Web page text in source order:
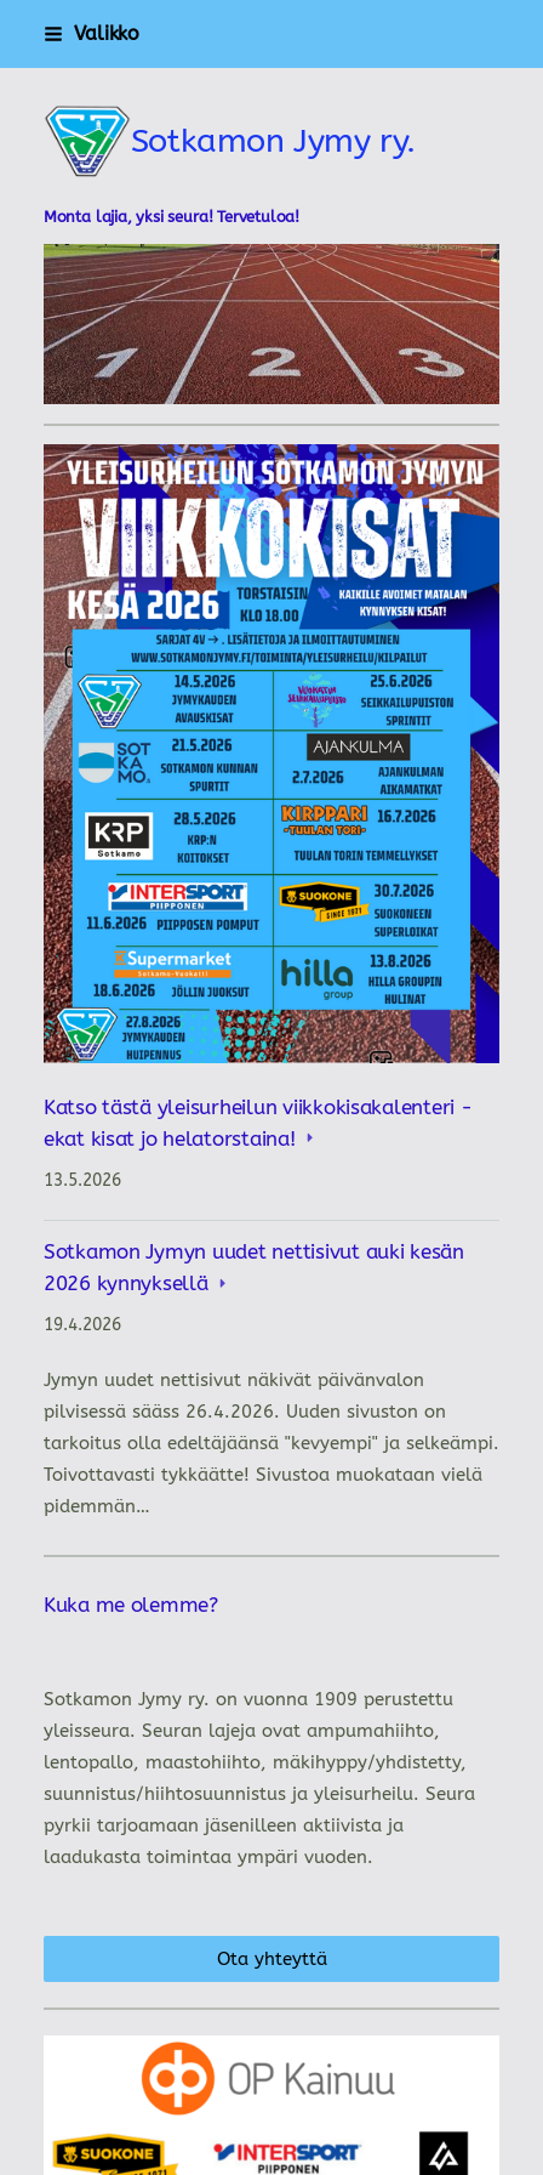
Siirry
Valikko
Sotkamon Jymy ry.
Monta lajia, yksi seura! Tervetuloa!
Katso tästä yleisurheilun viikkokisakalenteri -
ekat kisat jo helatorstaina!
13.5.2026
Sotkamon Jymyn uudet nettisivut auki kesän
2026 kynnyksellä
19.4.2026
Jymyn uudet nettisivut näkivät päivänvalon
pilvisessä sääss 26.4.2026. Uuden sivuston on
tarkoitus olla edeltäjäänsä "kevyempi" ja selkeämpi.
Toivottavasti tykkäätte! Sivustoa muokataan vielä
pidemmän…
Kuka me olemme?
Sotkamon Jymy ry. on vuonna 1909 perustettu
yleisseura. Seuran lajeja ovat ampumahiihto,
lentopallo, maastohiihto, mäkihyppy/yhdistetty,
suunnistus/hiihtosuunnistus ja yleisurheilu. Seura
pyrkii tarjoamaan jäsenilleen aktiivista ja
laadukasta toimintaa ympäri vuoden.
Ota yhteyttä